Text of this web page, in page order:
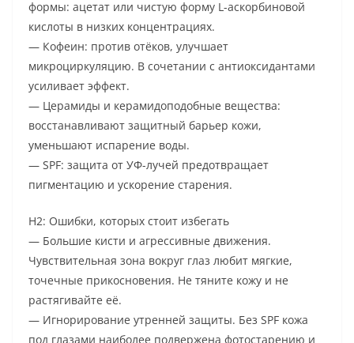
формы: ацетат или чистую форму L-аскорбиновой
кислоты в низких концентрациях.
— Кофеин: против отёков, улучшает
микроциркуляцию. В сочетании с антиоксидантами
усиливает эффект.
— Церамиды и керамидоподобные вещества:
восстанавливают защитный барьер кожи,
уменьшают испарение воды.
— SPF: защита от УФ-лучей предотвращает
пигментацию и ускорение старения.
H2: Ошибки, которых стоит избегать
— Большие кисти и агрессивные движения.
Чувствительная зона вокруг глаз любит мягкие,
точечные прикосновения. Не тяните кожу и не
растягивайте её.
— Игнорирование утренней защиты. Без SPF кожа
под глазами наиболее подвержена фотостарению и